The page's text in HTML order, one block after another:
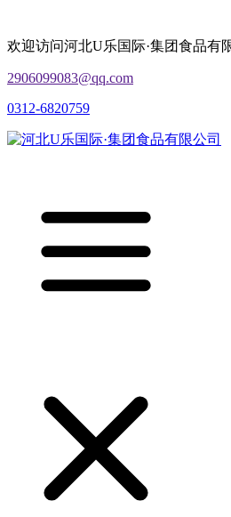
欢迎访问河北U乐国际·集团食品有
2906099083@qq.com
0312-6820759